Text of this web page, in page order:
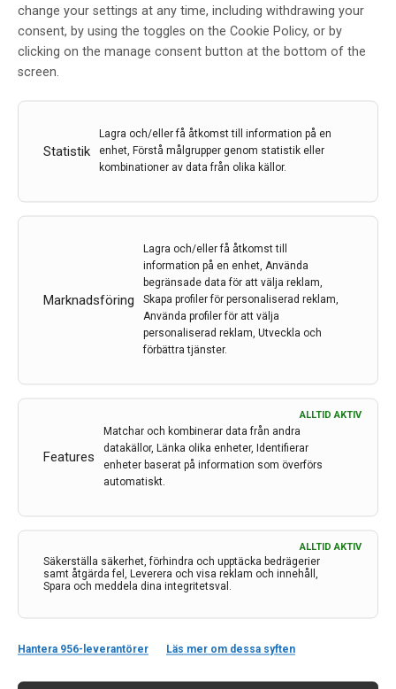
change your settings at any time, including withdrawing your
consent, by using the toggles on the Cookie Policy, or by
clicking on the manage consent button at the bottom of the
screen.
Statistik
Lagra och/eller få åtkomst till information på en
enhet, Förstå målgrupper genom statistik eller
kombinationer av data från olika källor.
Marknadsföring
Lagra och/eller få åtkomst till
information på en enhet, Använda
begränsade data för att välja reklam,
Skapa profiler för personaliserad reklam,
Använda profiler för att välja
personaliserad reklam, Utveckla och
förbättra tjänster.
Features
ALLTID AKTIV
Matchar och kombinerar data från andra
datakällor, Länka olika enheter, Identifierar
enheter baserat på information som överförs
automatiskt.
Säkerställa säkerhet, förhindra och upptäcka bedrägerier
samt åtgärda fel, Leverera och visa reklam och innehåll,
Spara och meddela dina integritetsval.
ALLTID AKTIV
Hantera 956-leverantörer Läs mer om dessa syften
12 apr 2023
Etiketter: Alzheimers sjukdom , Biomarkör ,Karolinska
Institutet
sockermolekyl
Forskare vid Karolinska Institutet har funnit att en
sockermolekyl i blodet har ett samband med nivån av
Forskare föreslår en ny
biomarkör för tidig upptäckt och
diagnos av Alzheimers sjukdom
Alzheimers sjukdom Biomarkör ,
Karolinska
Institutet
20 år innan den kliniska symptomen på Alzheimers
sjukdom, finns det ett starkt behov för identifiering av
tidiga biomarkörer som kan förutsäga framtida
studie finns nu publicerad i Nature Reviews Neurology.